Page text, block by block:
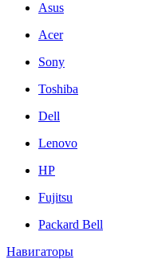
Asus
Acer
Sony
Toshiba
Dell
Lenovo
HP
Fujitsu
Packard Bell
Навигаторы